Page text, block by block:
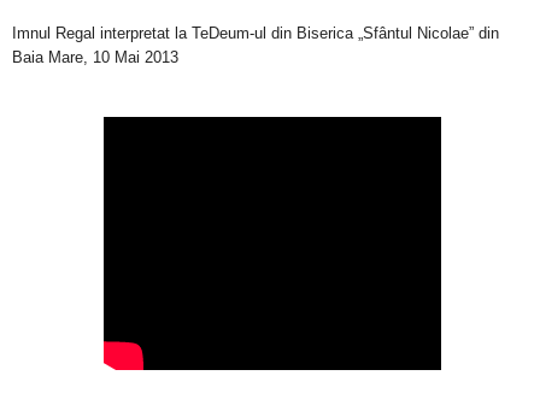
Imnul Regal interpretat la TeDeum-ul din Biserica „Sfântul Nicolae” din
Baia Mare, 10 Mai 2013